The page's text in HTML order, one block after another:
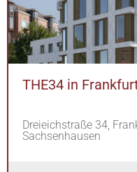
THE34 in
Dreieichstraße 34,
Sachsenhausen